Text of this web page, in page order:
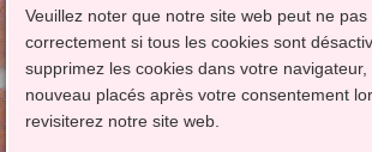
Veuillez noter que notre site web peut ne
correctement si tous les cookies sont
supprimez les cookies dans votre
nouveau placés après votre consentement
revisiterez notre site web.